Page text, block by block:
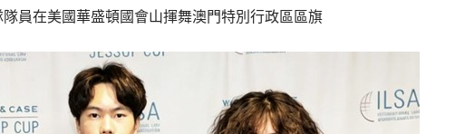
員在美國華盛頓國會山揮舞澳門特別行政區區旗